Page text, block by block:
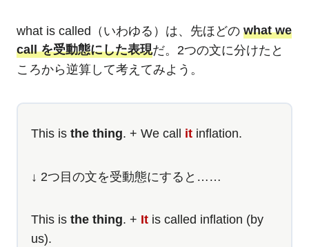
what is called（いわゆる）は、先ほどの what we
call を受動態にした表現だ。2つの文に分けたと
ころから逆算して考えてみよう。
This is the thing. + We call it inflation.
↓ 2つ目の文を受動態にすると……
This is the thing. + It is called inflation (by
us).